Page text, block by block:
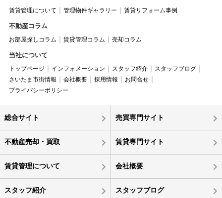
賃貸管理について 管理物件ギャラリー 賃貸リフォーム事例
不動産コラム
お部屋探しコラム 賃貸管理コラム 売却コラム
当社について
トップページ インフォメーション スタッフ紹介
スタッフブログ
さいたま市街情報
会社概要 採用情報
お問合せ
プライバシーポリシー
総合サイト 売買専門サイト
不動産売却・買取 賃貸専門サイト
賃貸管理について 会社概要
スタッフ紹介 スタッフブログ